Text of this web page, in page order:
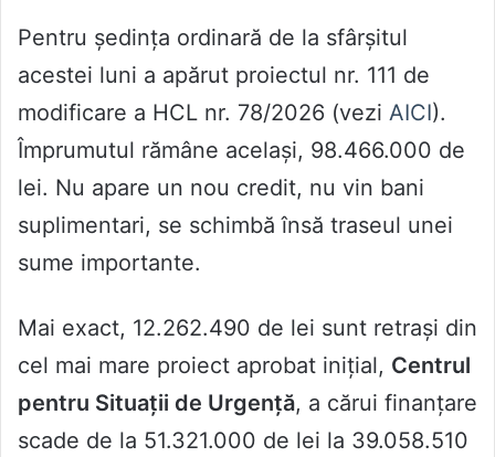
Pentru ședința ordinară de la sfârșitul
acestei luni a apărut proiectul nr. 111 de
modificare a HCL nr. 78/2026 (vezi AICI).
Împrumutul rămâne același, 98.466.000 de
lei. Nu apare un nou credit, nu vin bani
suplimentari, se schimbă însă traseul unei
sume importante.
Mai exact, 12.262.490 de lei sunt retrași din
cel mai mare proiect aprobat inițial, Centrul
pentru Situații de Urgență, a cărui finanțare
scade de la 51.321.000 de lei la 39.058.510